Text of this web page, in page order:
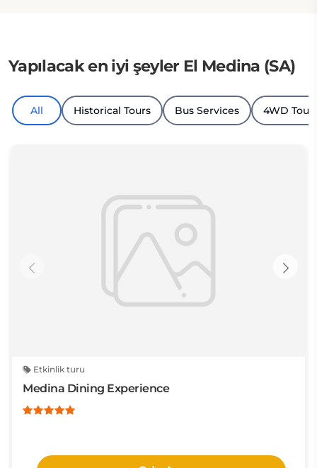
Yapılacak en iyi şeyler El Medina (SA)
All Historical Tours Bus Services 4WD
Etkinlik turu
Medina Dining Experience